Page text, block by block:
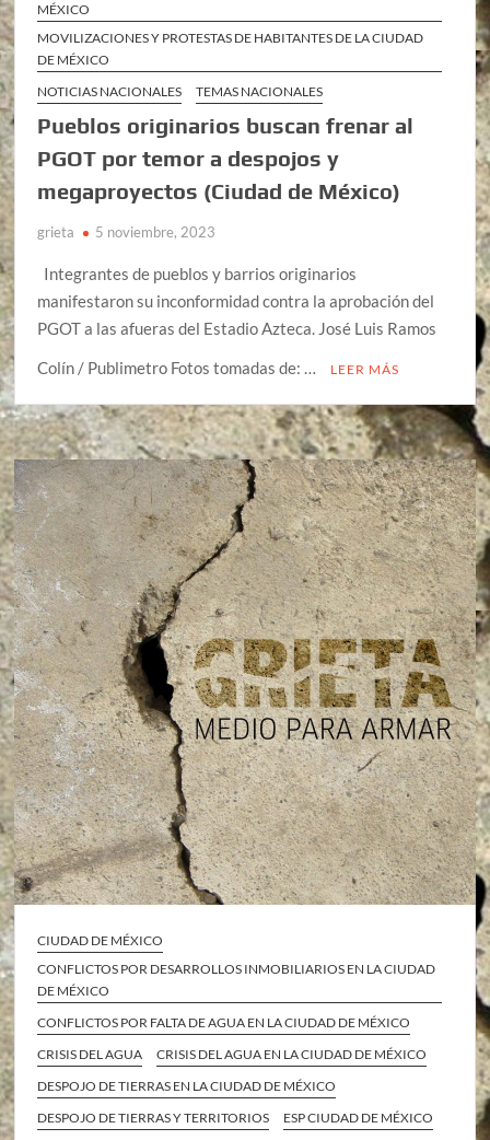
MÉXICO
MOVILIZACIONES Y PROTESTAS DE HABITANTES DE LA CIUDAD
DE MÉXICO
NOTICIAS NACIONALES
TEMAS NACIONALES
Pueblos originarios buscan frenar al
PGOT por temor a despojos y
megaproyectos (Ciudad de México)
grieta 5 noviembre, 2023
Integrantes de pueblos y barrios originarios
manifestaron su inconformidad contra la aprobación del
PGOT a las afueras del Estadio Azteca. José Luis Ramos
Colín / Publimetro Fotos tomadas de: …
LEER MÁS
CIUDAD DE MÉXICO
CONFLICTOS POR DESARROLLOS INMOBILIARIOS EN LA CIUDAD
DE MÉXICO
CONFLICTOS POR FALTA DE AGUA EN LA CIUDAD DE MÉXICO
CRISIS DEL AGUA
CRISIS DEL AGUA EN LA CIUDAD DE MÉXICO
DESPOJO DE TIERRAS EN LA CIUDAD DE MÉXICO
DESPOJO DE TIERRAS Y TERRITORIOS
ESP CIUDAD DE MÉXICO